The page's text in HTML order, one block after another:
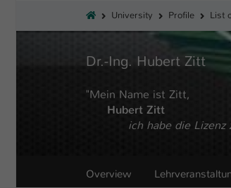
You are here:
University Profile List
Dr.-Ing. Hubert Zitt
"Mein Name ist Zitt,
Hubert Zitt
ich habe die Lizenz
Overview